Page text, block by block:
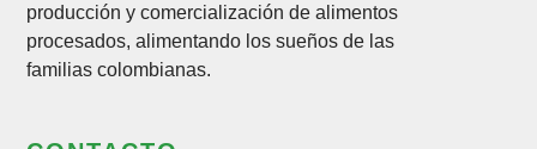
producción y comercialización de alimentos
procesados, alimentando los sueños de las
familias colombianas.